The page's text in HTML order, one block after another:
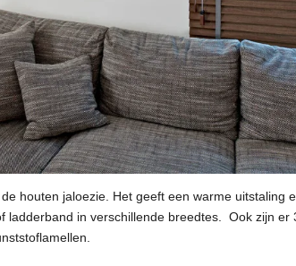
houten jaloezie. Het geeft een warme uitstaling
ladderband in verschillende breedtes. Ook zijn er